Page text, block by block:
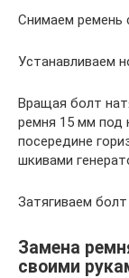
Снимаем ремень
Устанавливаем
Вращая болт
ремня 15 мм под
посередине
шкивами
Затягиваем
Замена
своими